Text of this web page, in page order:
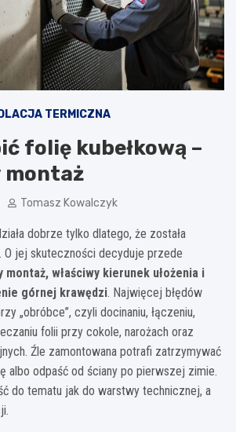
TERMICZNA
folię kubełkową –
montaż
Tomasz Kowalczyk
dobrze tylko dlatego, że została
O jej skuteczności decyduje przede
montaż, właściwy kierunek ułożenia i
górnej krawędzi. Najwięcej błędów
„obróbce”, czyli docinaniu, łączeniu,
folii przy cokole, narożach oraz
Źle zamontowana potrafi zatrzymywać
albo odpaść od ściany po pierwszej zimie.
do tematu jak do warstwy technicznej, a